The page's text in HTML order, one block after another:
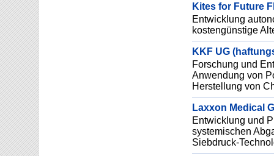
Kites for Future
Entwicklung
kostengünstige
KKF UG
Forschung und
Anwendung von
Herstellung von
Laxxon Medical
Entwicklung und
systemischen
Siebdruck-